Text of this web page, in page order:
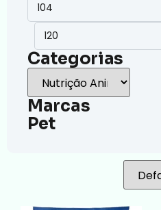
Categorias
Marcas
Pet